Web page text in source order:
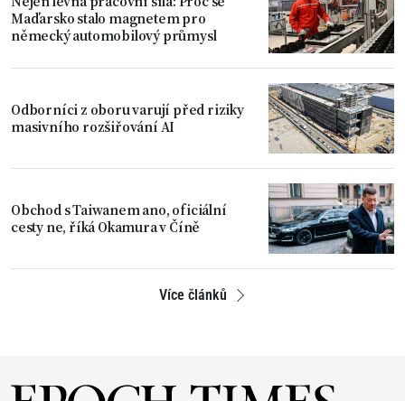
Maďarsko stalo magnetem pro
německý automobilový průmysl
Odborníci z oboru varují před riziky
masivního rozšiřování AI
Obchod s Taiwanem ano, oficiální
cesty ne, říká Okamura v Číně
Více článků